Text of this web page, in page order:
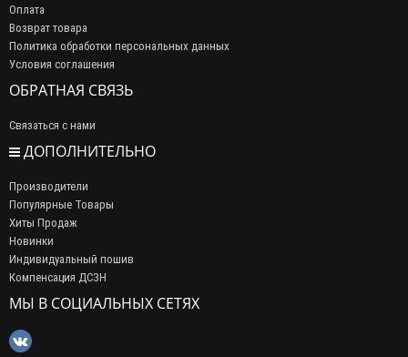
Оплата
Возврат товара
Политика обработки персональных данных
Условия соглашения
ОБРАТНАЯ СВЯЗЬ
Связаться с нами
ДОПОЛНИТЕЛЬНО
Производители
Популярные Товары
Хиты Продаж
Новинки
Индивидуальный пошив
Компенсация ДСЗН
МЫ В СОЦИАЛЬНЫХ СЕТЯХ